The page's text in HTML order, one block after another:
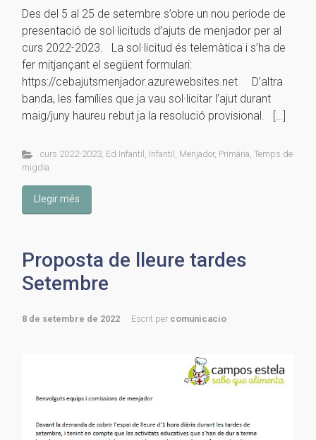
Des del 5 al 25 de setembre s’obre un nou període de
presentació de sol·licituds d’ajuts de menjador per al
curs 2022-2023. La sol·licitud és telemàtica i s’ha de
fer mitjançant el següent formulari:
https://cebajutsmenjador.azurewebsites.net D’altra
banda, les famílies que ja vau sol·licitar l’ajut durant
maig/juny haureu rebut ja la resolució provisional. […]
curs 2022-2023, Ed.Infantil , Infantil , Menjador, Primària, Temps de
migdia
Llegir més
Proposta de lleure tardes
Setembre
8 de setembre de 2022 Escrit per comunicacio